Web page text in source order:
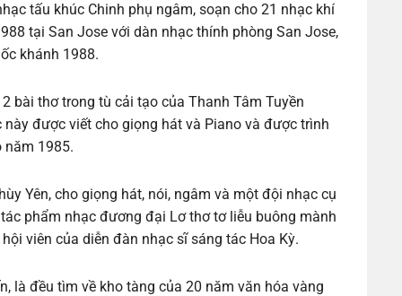
tấu khúc Chinh phụ ngâm, soạn cho 21 nhạc khí
tại San Jose với dàn nhạc thính phòng San Jose,
khánh 1988.
bài thơ trong tù cải tạo của Thanh Tâm Tuyền
này được viết cho giọng hát và Piano và được trình
1985.
Yên, cho giọng hát, nói, ngâm và một đội nhạc cụ
phẩm nhạc đương đại Lơ thơ tơ liễu buông mành
viên của diễn đàn nhạc sĩ sáng tác Hoa Kỳ.
là đều tìm về kho tàng của 20 năm văn hóa vàng